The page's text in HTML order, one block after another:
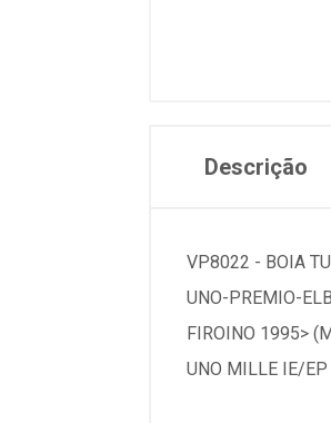
Descrição
VP8022 - BOIA
UNO-PREMIO-
FIROINO 1995>
UNO MILLE IE/